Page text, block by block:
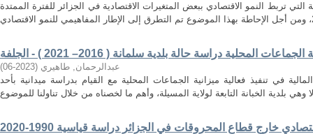
تربط النمو الاقتصادي ببعض المتغيرات الاقتصادية في الجزائر للفترة الممتدة
المحلية دراسة حالة بلدية سلمانة ( 2016– 2021 ) - الجلفة
عبدالرحمان, طاهيري (
2023-06
)
في تنفيذ فعالية ميزانية الجماعات المحلية مع القيام بدراسة ميدانية بأحد
خارج قطاع المحروقات في الجزائر دراسة قياسية 1990-2020